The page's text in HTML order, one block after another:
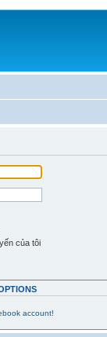
của tôi